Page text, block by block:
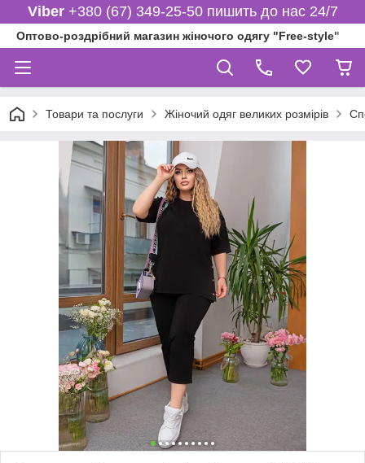
Viber+380 (67) 349-25-50 пишить до нас 24/7
Оптово-роздрібний магазин жіночого одягу "Free-style"
Товари та послуги Жіночий одяг великих розмірів